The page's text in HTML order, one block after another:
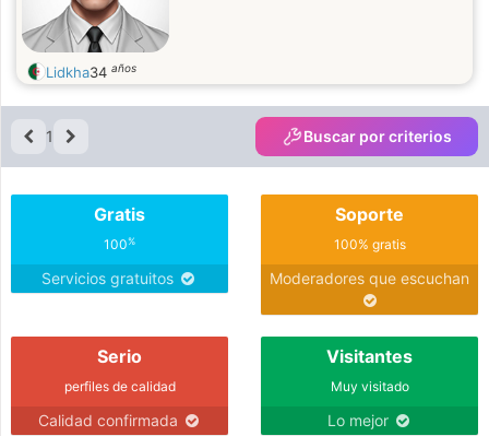
Lidkha34 años
1 Buscar por criterios
Gratis
100%
Servicios gratuitos
Soporte
100% gratis
Moderadores que escuchan
Serio
perfiles de calidad
Calidad confirmada
Visitantes
Muy visitado
Lo mejor